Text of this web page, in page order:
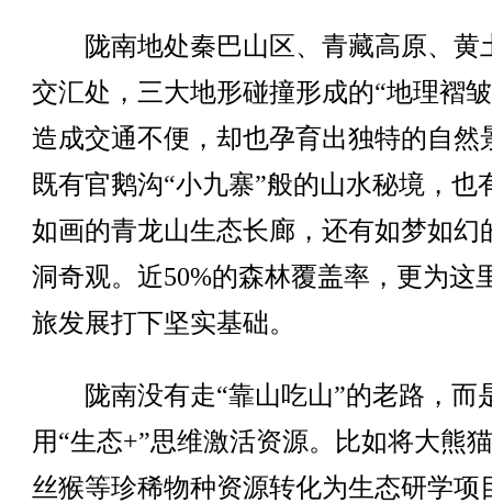
陇南地处秦巴山区、青藏高原、黄
交汇处，三大地形碰撞形成的“地理褶
造成交通不便，却也孕育出独特的自然
既有官鹅沟“小九寨”般的山水秘境，也
如画的青龙山生态长廊，还有如梦如幻
洞奇观。近50%的森林覆盖率，更为这
旅发展打下坚实基础。
陇南没有走“靠山吃山”的老路，而
用“生态+”思维激活资源。比如将大熊
丝猴等珍稀物种资源转化为生态研学项